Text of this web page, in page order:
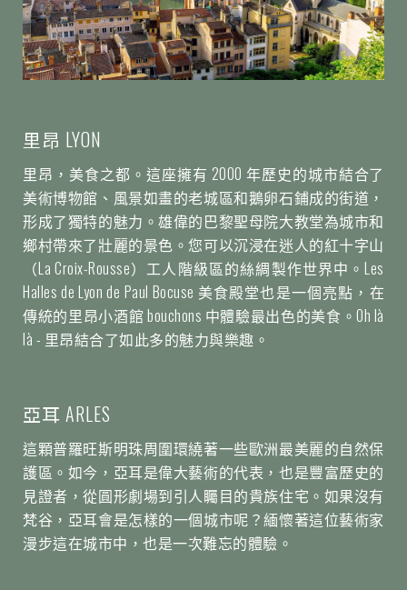
里昂 LYON
里昂，美食之都。這座擁有 2000 年歷史的城市結合了
美術博物館、風景如畫的老城區和鵝卵石鋪成的街道，
形成了獨特的魅力。雄偉的巴黎聖母院大教堂為城市和
鄉村帶來了壯麗的景色。您可以沉浸在迷人的紅十字山
（La Croix-Rousse）工人階級區的絲綢製作世界中。Les
Halles de Lyon de Paul Bocuse 美食殿堂也是一個亮點，在
傳統的里昂小酒館 bouchons 中體驗最出色的美食。Oh là
là - 里昂結合了如此多的魅力與樂趣。
亞耳 ARLES
這顆普羅旺斯明珠周圍環繞著一些歐洲最美麗的自然保
護區。如今，亞耳是偉大藝術的代表，也是豐富歷史的
見證者，從圓形劇場到引人矚目的貴族住宅。如果沒有
梵谷，亞耳會是怎樣的一個城市呢？緬懷著這位藝術家
漫步這在城市中，也是一次難忘的體驗。